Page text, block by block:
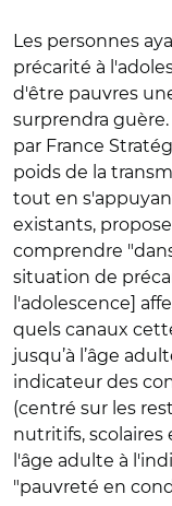
Les personnes
précarité à
d'être pauvres
surprendra
par France
poids de la
tout en
existants,
comprendre "
situation de
l'adolescence]
quels canaux
jusqu’à l’âge
indicateur des
(centré sur les
nutritifs,
l'âge adulte à
"pauvreté en